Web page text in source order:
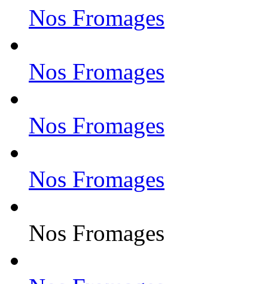
Nos Fromages
Nos Fromages
Nos Fromages
Nos Fromages
Nos Fromages